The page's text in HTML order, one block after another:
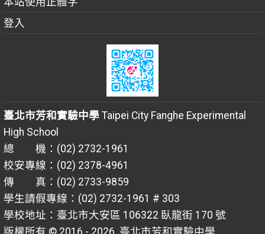
登入
臺北市芳和實驗中學Taipei City Fanghe Experimental
High School
總 機：(02) 2732-1961
校安專線：(02) 2378-4961
傳 真：(02) 2733-9859
學生請假專線：(02) 2732-1961 # 303
學校地址：臺北市大安區 106322 臥龍街 170 號